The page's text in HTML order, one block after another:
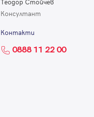
Консултант
Контакти
0888 11 22 00